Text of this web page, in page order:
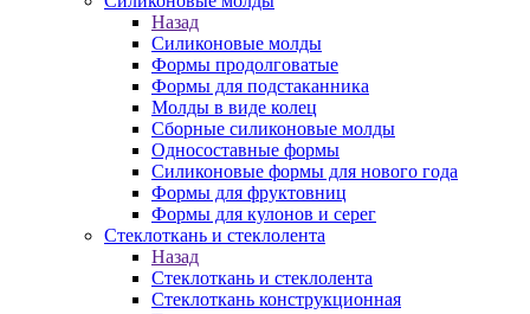
Назад
Силиконовые молды
Формы продолговатые
Формы для подстаканника
Молды в виде колец
Сборные силиконовые молды
Односоставные формы
Силиконовые формы для нового года
Формы для фруктовниц
Формы для кулонов и серег
Стеклоткань и стеклолента
Назад
Стеклоткань и стеклолента
Стеклоткань конструкционная